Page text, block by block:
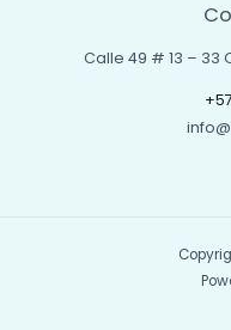
Calle 49 # 13 – 33